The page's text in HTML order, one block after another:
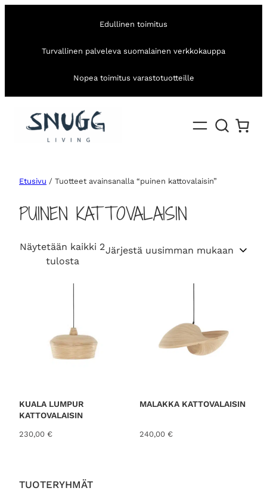
Edullinen toimitus
Turvallinen palveleva suomalainen verkkokauppa
Nopea toimitus varastotuotteille
TUOTERYHMÄT
Etusivu / Tuotteet avainsanalla “puinen kattovalaisin”
PUINEN KATTOVALAISIN
Näytetään kaikki 2
tulostaS
d
b
y
t
e
KUALA LUMPUR
KATTOVALAISIN
230,00 €
MALAKKA KATTOVALAISIN
240,00 €